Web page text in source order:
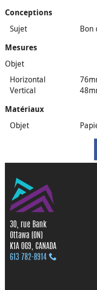
Conceptions
Sujet Bon
Mesures
Objet
Horizontal
Vertical
Matériaux
Objet
30, rue Bank
Ottawa (ON)
K1A 0G9, CANADA
613 782‑8914